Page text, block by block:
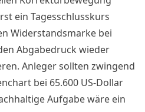
ein Tagesschlusskurs
Widerstandsmarke bei
Abgabedruck wieder
Anleger sollten zwingend
bei 65.600 US-Dollar
Aufgabe wäre ein